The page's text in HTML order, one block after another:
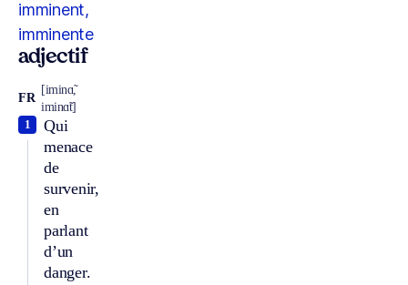
imminent,
imminente
adjectif
FR
[iminɑ̃,
iminɑ̃t]
Qui
menace
de
survenir,
en
parlant
d’un
danger.
1